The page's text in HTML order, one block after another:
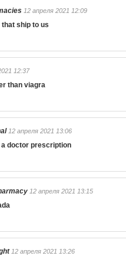
12 апреля 2021 12:09
ship to us
12:37
than viagra
12 апреля 2021 13:06
doctor prescription
12 апреля 2021 13:15
12 апреля 2021 13:26